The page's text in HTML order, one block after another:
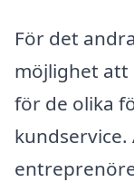
För det
möjlighet att
för de olika